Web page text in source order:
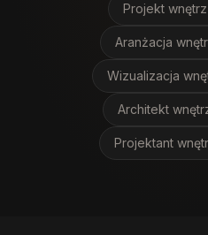
Projekt wnętrz
Aranżacja
Wizualizacja
Architekt
Projektant